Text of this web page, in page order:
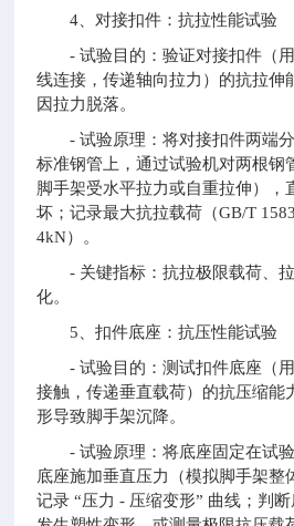
4、对接扣件：抗拉性能试验
- 试验目的：验证对接扣件（用
线连接，传递轴向拉力）的抗拉伸
因拉力脱落。
- 试验原理：将对接扣件两端分
标准钢管上，通过试验机对两根钢
脚手架受水平拉力或自重拉伸），
坏；记录最大抗拉载荷（GB/T
4kN）。
- 关键指标：抗拉极限载荷、拉
化。
5、扣件底座：抗压性能试验
- 试验目的：测试扣件底座（用
接触，传递垂直载荷）的抗压缩能
形导致脚手架沉降。
- 试验原理：将底座固定在试验
底座施加垂直压力（模拟脚手架整
记录 “压力 - 压缩变形” 曲线；判